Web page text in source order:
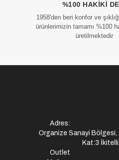
%100 HAKIKI
1958'den beri konfor ve
ürünlerimizin tamamı %100
üretilmektedir
Adres:
Organize Sanayi
Kat:3
Outlet